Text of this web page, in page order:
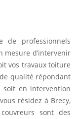
de professionnels
mesure d’intervenir
vos travaux toiture
qualité répondant
soit en intervention
résidez à Brecy,
sont des